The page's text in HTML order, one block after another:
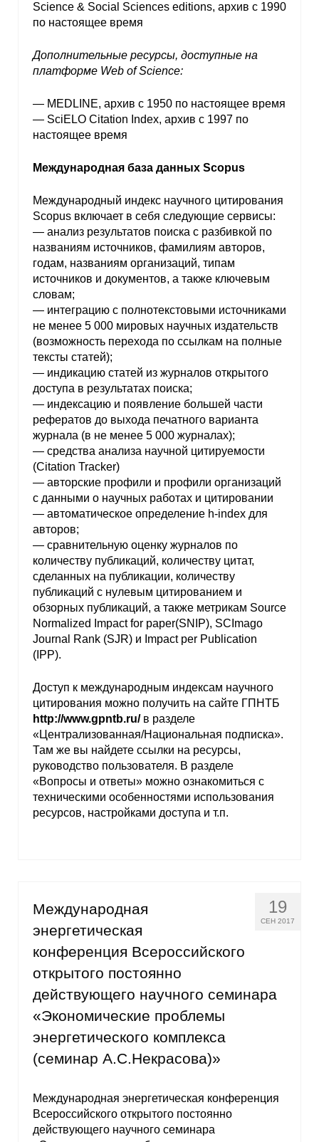
Science & Social Sciences editions, архив с 1990
по настоящее время
Дополнительные ресурсы, доступные на
платформе Web of Science:
— MEDLINE, архив с 1950 по настоящее время
— SciELO Citation Index, архив с 1997 по
настоящее время
Международная база данных Scopus
Международный индекс научного цитирования
Scopus включает в себя следующие сервисы:
— анализ результатов поиска c разбивкой по
названиям источников, фамилиям авторов,
годам, названиям организаций, типам
источников и документов, а также ключевым
словам;
— интеграцию с полнотекстовыми источниками
не менее 5 000 мировых научных издательств
(возможность перехода по ссылкам на полные
тексты статей);
— индикацию статей из журналов открытого
доступа в результатах поиска;
— индексацию и появление большей части
рефератов до выхода печатного варианта
журнала (в не менее 5 000 журналах);
— средства анализа научной цитируемости
(Citation Tracker)
— авторские профили и профили организаций
с данными о научных работах и цитировании
— автоматическое определение h-index для
авторов;
— сравнительную оценку журналов по
количеству публикаций, количеству цитат,
сделанных на публикации, количеству
публикаций с нулевым цитированием и
обзорных публикаций, а также метрикам Source
Normalized Impact for paper(SNIP), SCImago
Journal Rank (SJR) и Impact per Publication
(IPP).
Доступ к международным индексам научного
цитирования можно получить на сайте ГПНТБ
http://www.gpntb.ru/в разделе
«Централизованная/Национальная подписка».
Там же вы найдете ссылки на ресурсы,
руководство пользователя. В разделе
«Вопросы и ответы» можно ознакомиться с
техническими особенностями использования
ресурсов, настройками доступа и т.п.
19
СЕН 2017
Международная
энергетическая
конференция Всероссийского
открытого постоянно
действующего научного семинара
«Экономические проблемы
энергетического комплекса
(семинар А.С.Некрасова)»
Международная энергетическая конференция
Всероссийского открытого постоянно
действующего научного семинара